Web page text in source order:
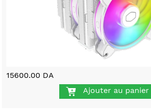
15600.00 DA
Ajouter au panier